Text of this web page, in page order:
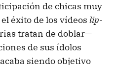
de chicas muy
éxito de los vídeos lip-
tratan de doblar—
de sus ídolos
siendo objetivo